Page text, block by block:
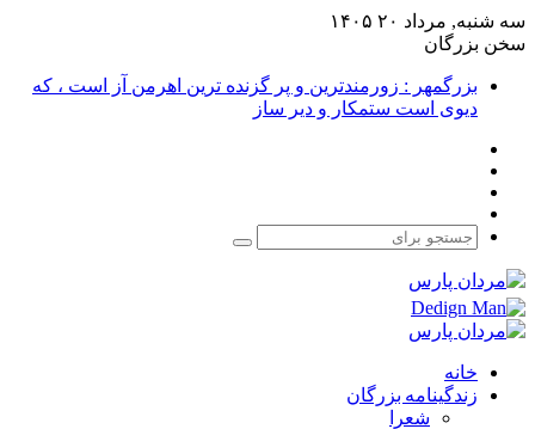
سه شنبه, مرداد ۲۰ ۱۴۰۵
سخن بزرگان
بزرگمهر : زورمندترین و پر گزنده ترین اهرمن آز است ، که
دیوی است ستمکار و دیر ساز
جستجو
خانه
زندگینامه بزرگان
شعرا